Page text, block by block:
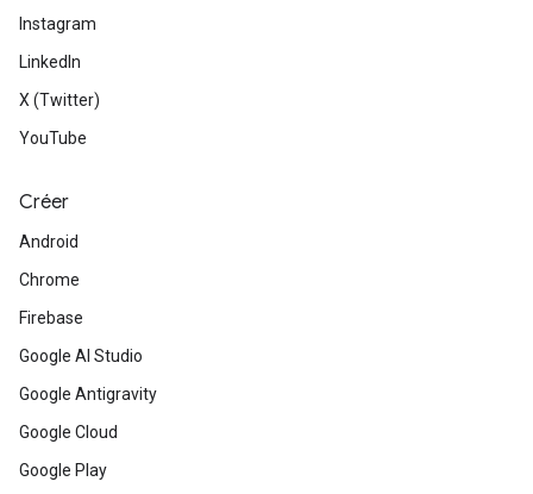
Instagram
LinkedIn
X (Twitter)
YouTube
Créer
Android
Chrome
Firebase
Google AI Studio
Google Antigravity
Google Cloud
Google Play